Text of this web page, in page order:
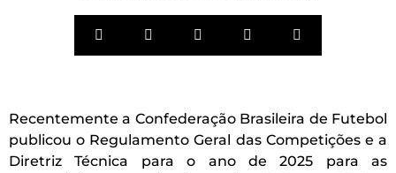
Recentemente a Confederação Brasileira de Futebol
publicou o Regulamento Geral das Competições e a
Diretriz Técnica para o ano de 2025 para as